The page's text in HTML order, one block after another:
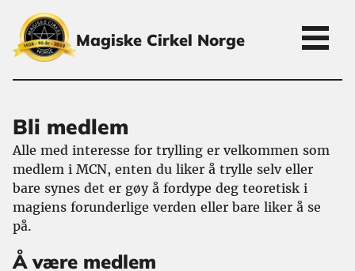
Magiske Cirkel Norge
Bli medlem
Alle med interesse for trylling er velkommen som
medlem i MCN, enten du liker å trylle selv eller
bare synes det er gøy å fordype deg teoretisk i
magiens forunderlige verden eller bare liker å se
på.
Å være medlem